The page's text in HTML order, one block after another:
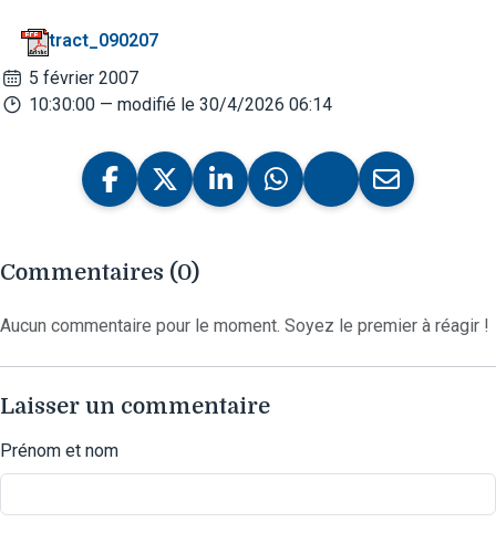
tract_090207
5 février 2007
10:30:00 — modifié le 30/4/2026 06:14
Commentaires (0)
Aucun commentaire pour le moment. Soyez le premier à réagir !
Laisser un commentaire
Prénom et nom